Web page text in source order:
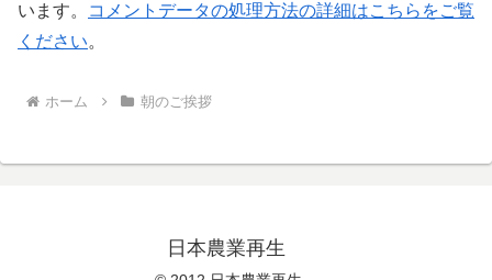
います。
コメントデータの処理方法の詳細はこちらをご覧
ください。
ホーム 朝のご挨拶
日本農業再生